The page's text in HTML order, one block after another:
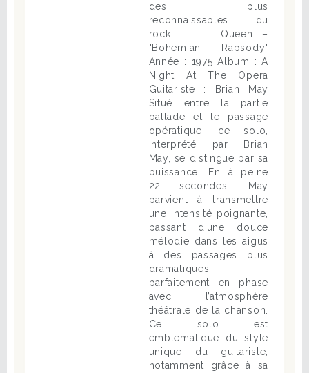
des plus
reconnaissables du
rock. Queen –
"Bohemian Rapsody"
Année : 1975 Album : A
Night At The Opera
Guitariste : Brian May
Situé entre la partie
ballade et le passage
opératique, ce solo,
interprété par Brian
May, se distingue par sa
puissance. En à peine
22 secondes, May
parvient à transmettre
une intensité poignante,
passant d’une douce
mélodie dans les aigus
à des passages plus
dramatiques,
parfaitement en phase
avec l’atmosphère
théâtrale de la chanson.
Ce solo est
emblématique du style
unique du guitariste,
notamment grâce à sa